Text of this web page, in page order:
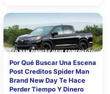
Por Qué Buscar Una Escena
Post Creditos Spider Man
Brand New Day Te Hace
Perder Tiempo Y Dinero